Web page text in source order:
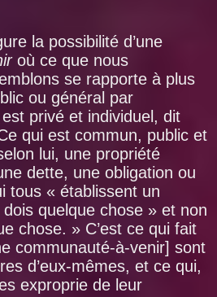
la possibilité d’une
où ce que nous
se rapporte à plus
ou général par
privé et individuel, dit
qui est commun, public et
lui, une propriété
dette, une obligation ou
tous « établissent un
quelque chose » et non
chose. » C’est ce qui fait
communauté-à-venir] sont
d’eux-mêmes, et ce qui,
exproprie de leur